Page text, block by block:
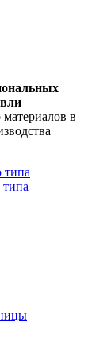
в
типа